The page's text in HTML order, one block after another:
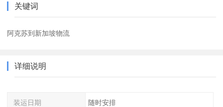
关键词
阿克苏到新加坡物流
详细说明
装运日期 随时安排